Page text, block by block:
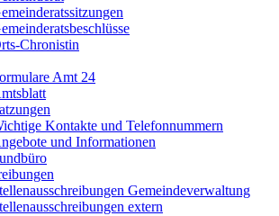
Chronistin
Amt 24
Kontakte und Telefonnummern
und Informationen
Gemeindeverwaltung
extern